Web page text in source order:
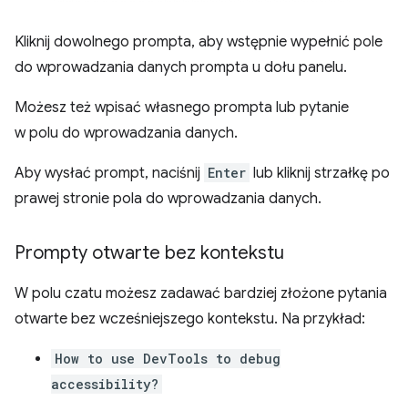
Kliknij dowolnego prompta, aby wstępnie wypełnić pole
do wprowadzania danych prompta u dołu panelu.
Możesz też wpisać własnego prompta lub pytanie
w polu do wprowadzania danych.
Aby wysłać prompt, naciśnij Enter lub kliknij strzałkę po
prawej stronie pola do wprowadzania danych.
Prompty otwarte bez kontekstu
W polu czatu możesz zadawać bardziej złożone pytania
otwarte bez wcześniejszego kontekstu. Na przykład:
How to use DevTools to debug
accessibility?